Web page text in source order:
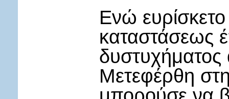
Ενώ
καταστάσεως
δυστυχήματος
Μετεφέρθη στη